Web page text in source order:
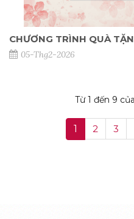
05-Thg2-2026
Từ 1 đến 9
1 2 3